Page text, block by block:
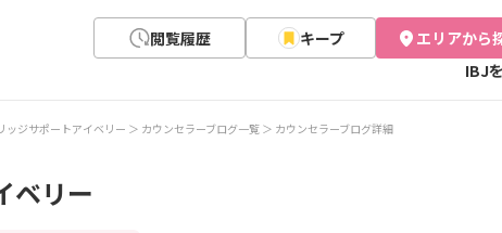
閲覧履歴 キープ エリアから
IBJ
ッジサポートアイベリー カウンセラーブログ一覧 カウンセラーブログ詳細
ベリー